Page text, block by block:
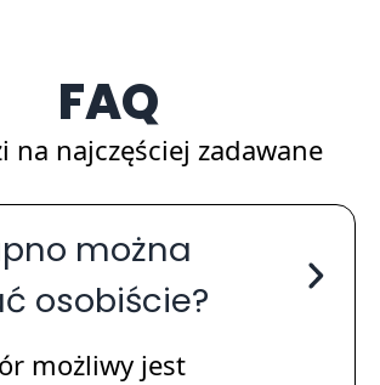
FAQ
na najczęściej zadawane
można
osobiście?
możliwy jest